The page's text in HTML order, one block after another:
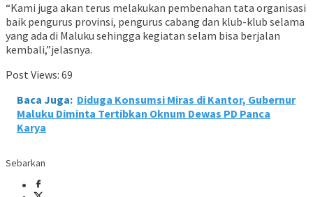
“Kami juga akan terus melakukan pembenahan tata organisasi
baik pengurus provinsi, pengurus cabang dan klub-klub selama
yang ada di Maluku sehingga kegiatan selam bisa berjalan
kembali,”jelasnya.
Post Views: 69
Baca Juga: Diduga Konsumsi Miras di Kantor, Gubernur
Maluku Diminta Tertibkan Oknum Dewas PD Panca
Karya
Sebarkan